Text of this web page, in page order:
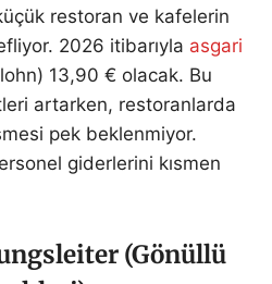
restoran ve kafelerin
2026 itibarıyla asgari
13,90 € olacak. Bu
artarken, restoranlarda
pek beklenmiyor.
giderlerini kısmen
(Gönüllü